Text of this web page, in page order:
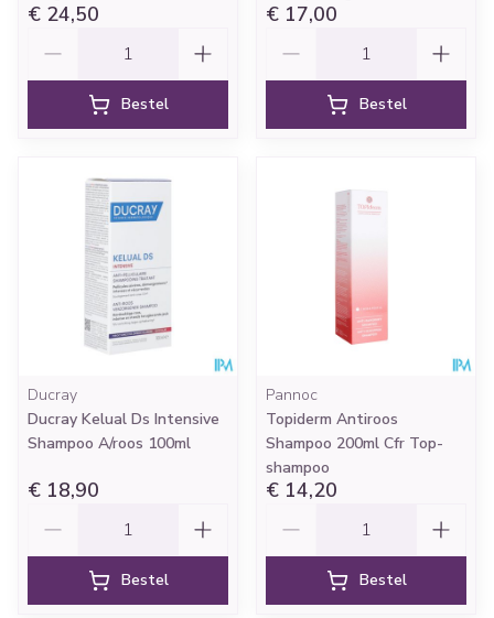
€ 24,50
Bestel
€ 17,00
Bestel
Ducray
Ducray Kelual Ds Intensive
Shampoo A/roos 100ml
€ 18,90
Bestel
Pannoc
Topiderm Antiroos
Shampoo 200ml Cfr Top-
shampoo
€ 14,20
Bestel